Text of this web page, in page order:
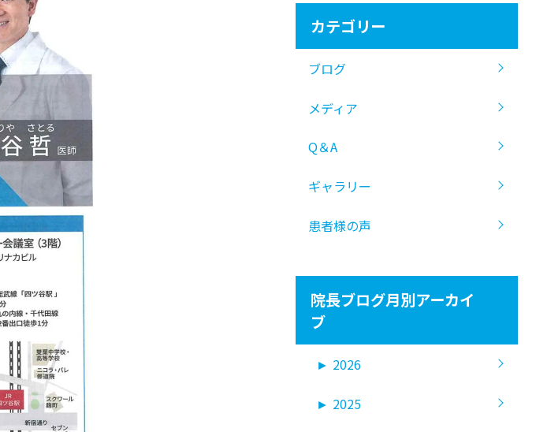
カテゴリー
ブログ
メディア
Q＆A
ギャラリー
患者様の声
院長ブログ月別アーカイ
ブ
► 2026
► 2025